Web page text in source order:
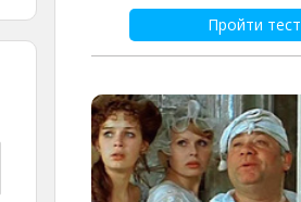
Пройти тест